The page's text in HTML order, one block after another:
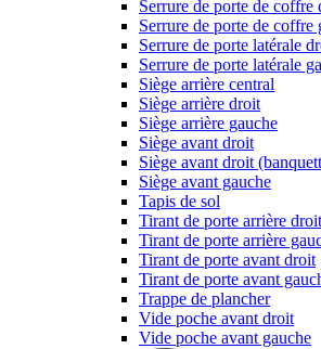
Serrure de porte de coffre
Serrure de porte de coffre
Serrure de porte latérale
Serrure de porte latérale
Siège arrière central
Siège arrière droit
Siège arrière gauche
Siège avant droit
Siège avant droit
Siège avant gauche
Tapis de sol
Tirant de porte arrière droit
Tirant de porte arrière
Tirant de porte avant droit
Tirant de porte avant
Trappe de plancher
Vide poche avant droit
Vide poche avant gauche